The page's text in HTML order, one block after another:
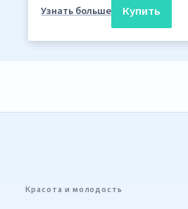
Узнать больше
Купить
Красота и молодость